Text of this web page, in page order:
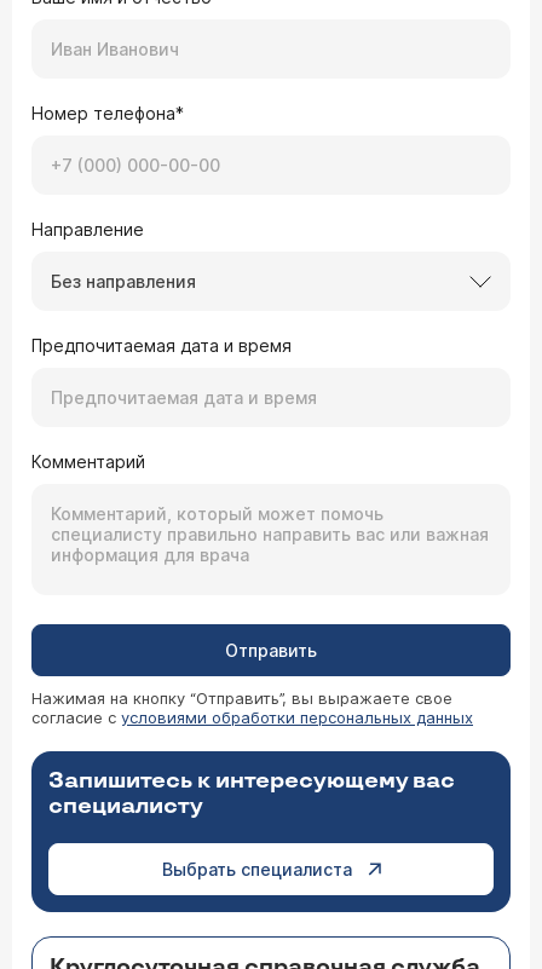
Номер телефона*
Направление
Без направления
Предпочитаемая дата и время
Комментарий
Отправить
Нажимая на кнопку “Отправить”, вы выражаете свое
согласие с условиями обработки персональных данных
Запишитесь к интересующему вас
специалисту
Выбрать специалиста